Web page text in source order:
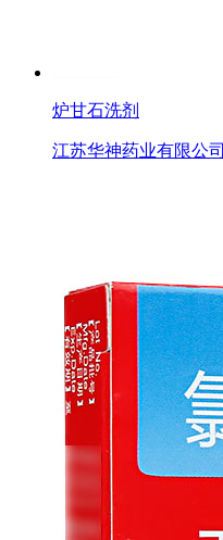
炉甘石洗剂
江苏华神药业有限公司